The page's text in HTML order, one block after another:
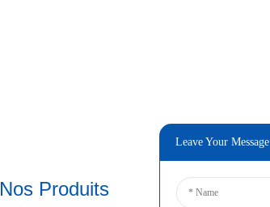
Nos Produits
Leave Your Message